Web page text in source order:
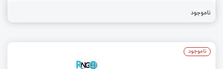
ناموجود
ناموجود